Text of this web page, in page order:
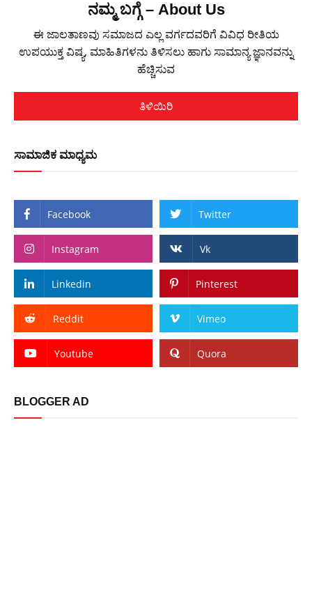
ನಮ್ಮ ಬಗ್ಗೆ – About Us
ಈ ಜಾಲತಾಣವು ಸಮಾಜದ ಎಲ್ಲ ವರ್ಗದವರಿಗೆ ವಿವಿಧ ರೀತಿಯ
ಉಪಯುಕ್ತ ವಿಷ್ಯ, ಮಾಹಿತಿಗಳನು ತಿಳಿಸಲು ಹಾಗು ಸಾಮಾನ್ಯ ಜ್ಞಾನವನ್ನು
ಹೆಚ್ಚಿಸುವ
ತಿಳಿಯಿರಿ
ಸಾಮಾಜಿಕ ಮಾಧ್ಯಮ
Facebook Twitter
Instagram Vk
Linkedin Pinterest
Reddit Vimeo
Youtube Quora
BLOGGER AD